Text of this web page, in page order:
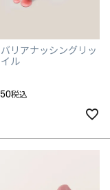
リアナッシングリッ
ル
税込